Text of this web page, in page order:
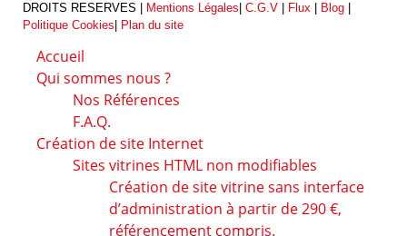
DROITS RESERVES |
Mentions Légales C.G.V Flux Blog
Politique Cookies
Plan du site
Accueil
Qui sommes nous ?
Nos Références
F.A.Q.
Création de site Internet
Sites vitrines HTML non modifiables
Création de site vitrine sans interface
d’administration à partir de 290 €,
référencement compris.